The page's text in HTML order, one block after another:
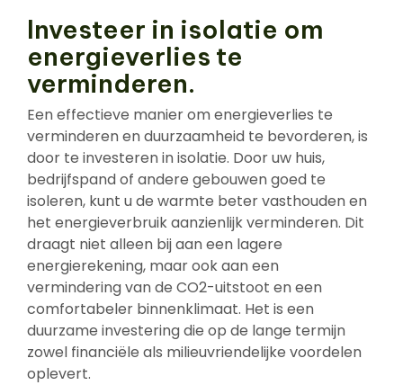
Investeer in isolatie om
energieverlies te
verminderen.
Een effectieve manier om energieverlies te
verminderen en duurzaamheid te bevorderen, is
door te investeren in isolatie. Door uw huis,
bedrijfspand of andere gebouwen goed te
isoleren, kunt u de warmte beter vasthouden en
het energieverbruik aanzienlijk verminderen. Dit
draagt niet alleen bij aan een lagere
energierekening, maar ook aan een
vermindering van de CO2-uitstoot en een
comfortabeler binnenklimaat. Het is een
duurzame investering die op de lange termijn
zowel financiële als milieuvriendelijke voordelen
oplevert.